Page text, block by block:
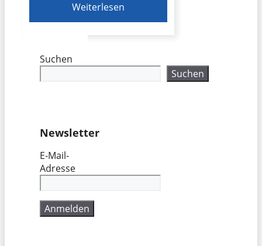
Weiterlesen
Suchen
Suchen
Newsletter
E-Mail-
Adresse